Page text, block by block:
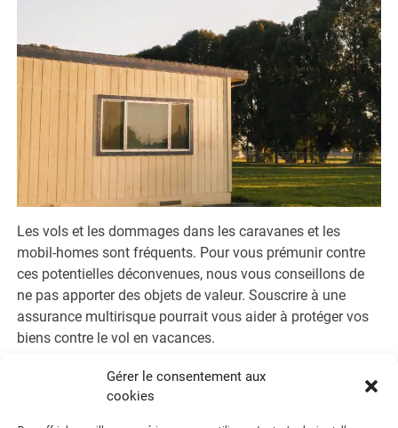
Gérer le consentement aux
cookies
Les vols et les dommages dans les caravanes et les
mobil-homes sont fréquents. Pour vous prémunir contre
ces potentielles déconvenues, nous vous conseillons de
ne pas apporter des objets de valeur. Souscrire à une
assurance multirisque pourrait vous aider à protéger vos
biens contre le vol en vacances.
Retrouvez cet article dans notre rubrique